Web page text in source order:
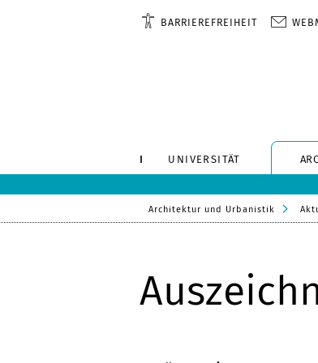
BARRIEREFREIHEIT
UNIVERSITÄT
Architektur und Urbanistik